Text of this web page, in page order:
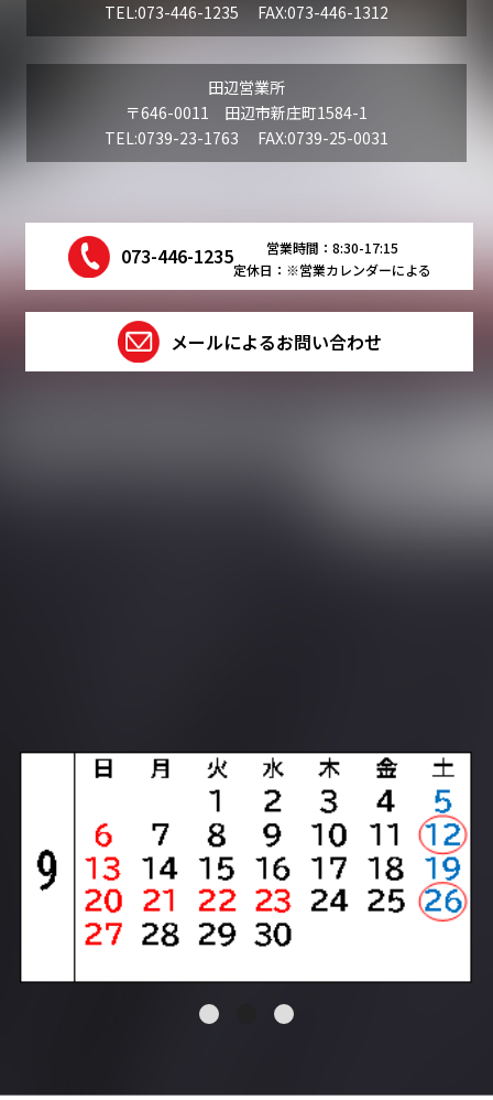
TEL:073-446-1235 FAX:073-446-1312
田辺営業所
〒646-0011 田辺市新庄町1584-1
TEL:0739-23-1763 FAX:0739-25-0031
073-446-1235
営業時間：8:30-17:15
定休日：※営業カレンダーによる
メールによるお問い合わせ